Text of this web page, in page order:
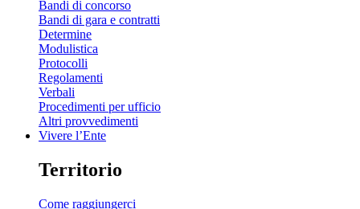
Bandi di concorso
Bandi di gara e contratti
Determine
Modulistica
Protocolli
Regolamenti
Verbali
Procedimenti per ufficio
Altri provvedimenti
Vivere l’Ente
Territorio
Come raggiungerci